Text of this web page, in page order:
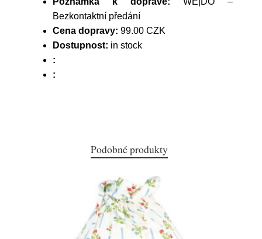
Bezkontaktní předání
Cena dopravy: 99.00 CZK
Dostupnost: in stock
:
:
Podobné produkty